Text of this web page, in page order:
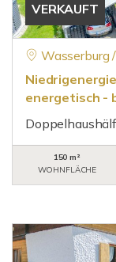
VERKAUFT
Wasserburg
energetisch -
150 m²
WOHNFLÄCHE